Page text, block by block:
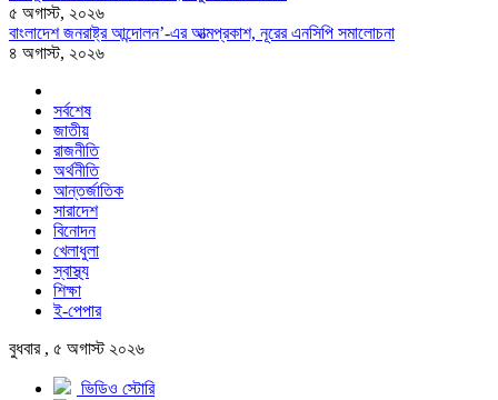
৫ অগাস্ট, ২০২৬
বাংলাদেশ জনরাষ্ট্র আন্দোলন’-এর আত্মপ্রকাশ, নূরের এনসিপি সমালোচনা
৪ অগাস্ট, ২০২৬
সর্বশেষ
জাতীয়
রাজনীতি
অর্থনীতি
আন্তর্জাতিক
সারাদেশ
বিনোদন
খেলাধুলা
স্বাস্থ্য
শিক্ষা
ই-পেপার
বুধবার , ৫ অগাস্ট ২০২৬
ভিডিও স্টোরি